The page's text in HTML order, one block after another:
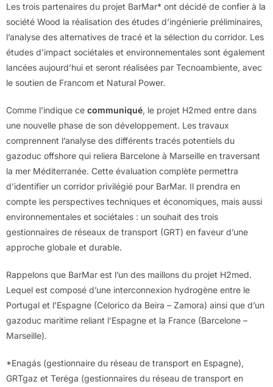
Les trois partenaires du projet BarMar* ont décidé de confier à la
société Wood la réalisation des études d’ingénierie préliminaires,
l’analyse des alternatives de tracé et la sélection du corridor. Les
études d’impact sociétales et environnementales sont également
lancées aujourd’hui et seront réalisées par Tecnoambiente, avec
le soutien de Francom et Natural Power.
Comme l’indique ce communiqué, le projet H2med entre dans
une nouvelle phase de son développement. Les travaux
comprennent l’analyse des différents tracés potentiels du
gazoduc offshore qui reliera Barcelone à Marseille en traversant
la mer Méditerranée. Cette évaluation complète permettra
d’identifier un corridor privilégié pour BarMar. Il prendra en
compte les perspectives techniques et économiques, mais aussi
environnementales et sociétales : un souhait des trois
gestionnaires de réseaux de transport (GRT) en faveur d’une
approche globale et durable.
Rappelons que BarMar est l’un des maillons du projet H2med.
Lequel est composé d’une interconnexion hydrogène entre le
Portugal et l’Espagne (Celorico da Beira – Zamora) ainsi que d’un
gazoduc maritime reliant l’Espagne et la France (Barcelone –
Marseille).
*Enagás (gestionnaire du réseau de transport en Espagne),
GRTgaz et Teréga (gestionnaires du réseau de transport en